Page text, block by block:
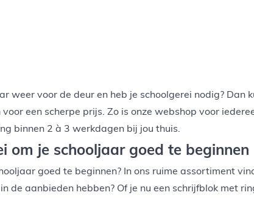
weer voor de deur en heb je schoolgerei nodig?
een scherpe prijs. Zo is onze webshop voor
binnen 2 à 3 werkdagen bij jou thuis.
om je schooljaar goed te beginnen
goed te beginnen? In ons ruime assortiment
de aanbieden hebben? Of je nu een schrijfblok met